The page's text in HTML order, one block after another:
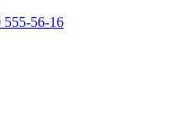
555-56-16